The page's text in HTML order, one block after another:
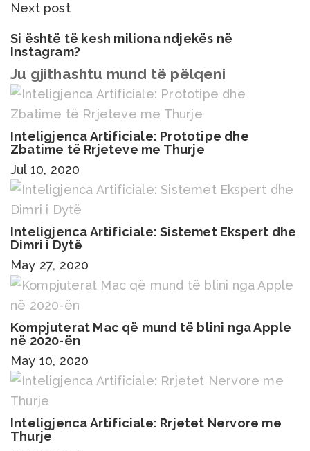
Next post
Si është të kesh miliona ndjekës në
Instagram?
Ju gjithashtu mund të pëlqeni
Inteligjenca Artificiale: Prototipe dhe
Zbatime të Rrjeteve me Thurje
Jul 10, 2020
Inteligjenca Artificiale: Sistemet Ekspert dhe
Dimri i Dytë
May 27, 2020
Kompjuterat Mac që mund të blini nga Apple
në 2020-ën
May 10, 2020
Inteligjenca Artificiale: Rrjetet Nervore me
Thurje